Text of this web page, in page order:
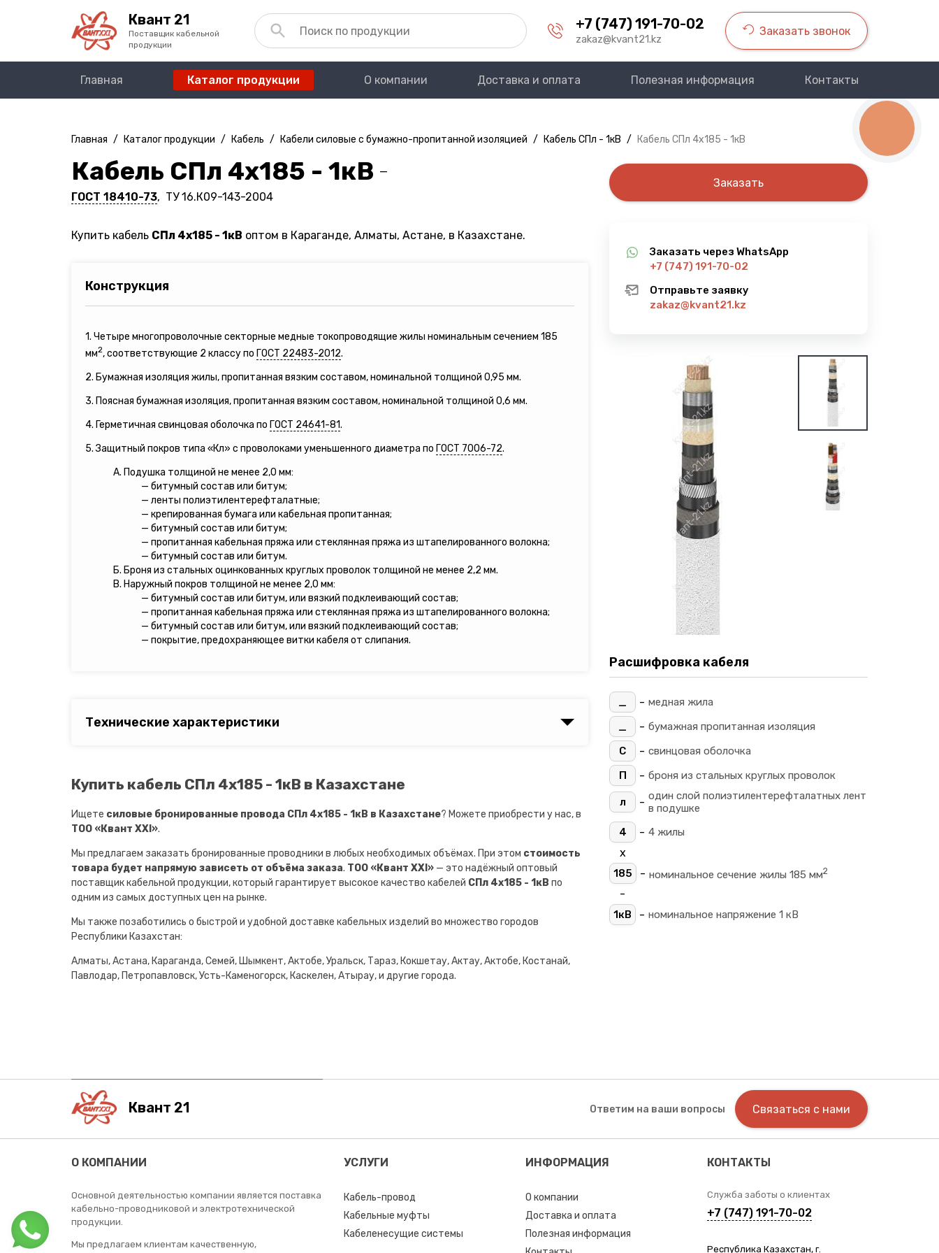
Квант 21
Поставщик кабельной
продукции
+7 (747) 191-70-02
zakaz@kvant21.kz
Заказать звонок
Главная Каталог продукции О компании Доставка и оплата Полезная информация Контакты
Главная / Каталог продукции / Кабель / Кабели силовые с бумажно-пропитанной изоляцией / Кабель СПл - 1кВ / Кабель СПл 4х185 - 1кВ
Кабель СПл 4х185 - 1кВ —
ГОСТ 18410-73, ТУ 16.К09-143-2004
Купить кабель СПл 4х185 - 1кВ оптом в Караганде, Алматы, Астане, в Казахстане.
Конструкция
1. Четыре многопроволочные секторные медные токопроводящие жилы номинальным сечением 185
мм2, соответствующие 2 классу по ГОСТ 22483-2012.
2. Бумажная изоляция жилы, пропитанная вязким составом, номинальной толщиной 0,95 мм.
3. Поясная бумажная изоляция, пропитанная вязким составом, номинальной толщиной 0,6 мм.
4. Герметичная свинцовая оболочка по ГОСТ 24641-81.
5. Защитный покров типа «Кл» с проволоками уменьшенного диаметра по ГОСТ 7006-72.
А. Подушка толщиной не менее 2,0 мм:
— битумный состав или битум;
— ленты полиэтилентерефталатные;
— крепированная бумага или кабельная пропитанная;
— битумный состав или битум;
— пропитанная кабельная пряжа или стеклянная пряжа из штапелированного волокна;
— битумный состав или битум.
Б. Броня из стальных оцинкованных круглых проволок толщиной не менее 2,2 мм.
В. Наружный покров толщиной не менее 2,0 мм:
— битумный состав или битум, или вязкий подклеивающий состав;
— пропитанная кабельная пряжа или стеклянная пряжа из штапелированного волокна;
— битумный состав или битум, или вязкий подклеивающий состав;
— покрытие, предохраняющее витки кабеля от слипания.
Технические характеристики
Купить кабель СПл 4х185 - 1кВ в Казахстане
Ищете силовые бронированные провода СПл 4х185 - 1кВ в Казахстане? Можете приобрести у нас, в
ТОО «Квант XXI».
Мы предлагаем заказать бронированные проводники в любых необходимых объёмах. При этом стоимость
товара будет напрямую зависеть от объёма заказа. ТОО «Квант XXI» — это надёжный оптовый
поставщик кабельной продукции, который гарантирует высокое качество кабелей СПл 4х185 - 1кВ по
одним из самых доступных цен на рынке.
Мы также позаботились о быстрой и удобной доставке кабельных изделий во множество городов
Республики Казахстан:
Алматы, Астана, Караганда, Семей, Шымкент, Актобе, Уральск, Тараз, Кокшетау, Актау, Актобе, Костанай,
Павлодар, Петропавловск, Усть-Каменогорск, Каскелен, Атырау, и другие города.
Заказать
Заказать через WhatsApp
+7 (747) 191-70-02
Отправьте заявку
zakaz@kvant21.kz
Расшифровка кабеля
_ - медная жила
_
- бумажная пропитанная изоляция
С
- свинцовая оболочка
П
- броня из стальных круглых проволок
л - один слой полиэтилентерефталатных лент
в подушке
4
- 4 жилы
х
185 - номинальное сечение жилы 185 мм2
-
1кВ - номинальное напряжение 1 кВ
Квант 21 Ответим на ваши вопросы Связаться с нами
О КОМПАНИИ
Основной деятельностью компании является поставка
кабельно-проводниковой и электротехнической
продукции.
Мы предлагаем клиентам качественную,
УСЛУГИ
Кабель-провод
Кабельные муфты
Кабеленесущие системы
ИНФОРМАЦИЯ
О компании
Доставка и оплата
Полезная информация
КОНТАКТЫ
Служба заботы о клиентах
+7 (747) 191-70-02
Республика Казахстан, г.